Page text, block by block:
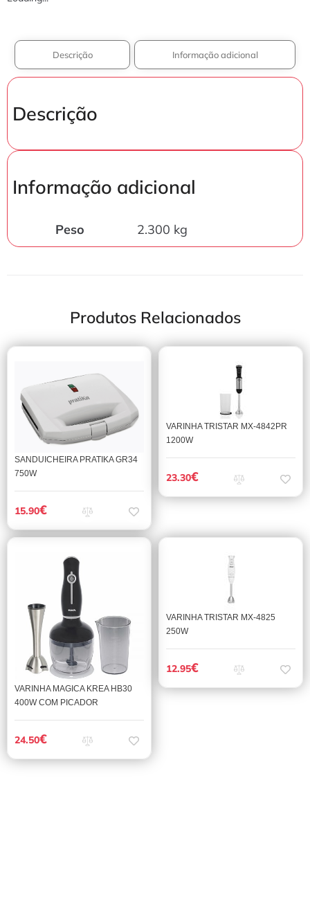
Descrição Informação adicional
Descrição
Informação adicional
Peso 2.300 kg
Produtos Relacionados
SANDUICHEIRA PRATIKA GR34
750W
15.90€
VARINHA TRISTAR MX-4842PR
1200W
23.30€
VARINHA MAGICA KREA HB30
400W COM PICADOR
24.50€
VARINHA TRISTAR MX-4825
250W
12.95€